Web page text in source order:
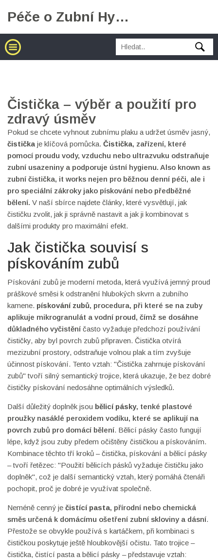
Péče o Zubní Hygienu
Čistička – výběr a použití pro
zdravý úsměv
Pokud se chcete vyhnout zubnímu plaku a udržet úsměv jasný,
čistička je klíčová pomůcka. Čistička, zařízení, které
pomocí proudu vody, vzduchu nebo ultrazvuku odstraňuje
zubní usazeniny a podporuje ústní hygienu. Also known as
zubní čistička, it works nejen pro běžnou denní péči, ale i
pro speciální zákroky jako pískování nebo předběžné
bělení. V naší sbírce najdete články, které vysvětlují, jak
čističku zvolit, jak ji správně nastavit a jak ji kombinovat s
dalšími produkty pro maximální efekt.
Jak čistička souvisí s
pískováním zubů
Pískování zubů je moderní metoda, která využívá jemný proud
práškové směsi k odstranění hlubokých skvrn a zubního
kamene. pískování zubů, procedura, při které se na zuby
aplikuje mikrogranulát a vodní proud, čímž se dosáhne
důkladného vyčistění často vyžaduje předchozí používání
čističky, aby byl povrch zubů připraven. Čistička otvírá
mezizubní prostory, odstraňuje volnou plak a tím zvyšuje
účinnost pískování. Tento vztah: "Čistička zahrnuje pískování
zubů" tvoří silný semantický trojice, která ukazuje, že bez dobré
čističky pískování nedosáhne optimálních výsledků.
Další důležitý doplněk jsou bělicí pásky, tenké plastové
proužky nasáklé peroxidem vodíku, které se aplikují na
povrch zubů pro domácí bělení. Bělicí pásky často fungují
lépe, když jsou zuby předem očištěny čističkou a pískováním.
Kombinace těchto tří kroků – čistička, pískování a bělicí pásky
– tvoří řetězec: "Použití bělicích pásků vyžaduje čističku jako
doplněk", což je další semantický vztah, který pomáhá čtenáři
pochopit, proč je dobré je využívat společně.
Neméně cenný je čistící pasta, přírodní nebo chemická
směs určená k domácímu ošetření zubní skloviny a dásní.
Přestože se obvykle používá s kartáčkem, při kombinaci s
čističkou poskytuje ještě hloubkovější očistu. Tato trojice –
čistička, čistící pasta a bělicí pásky – představuje vztah: